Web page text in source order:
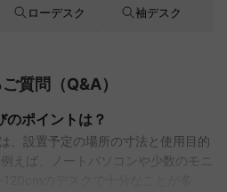
ローデスク 袖デスク
質問（Q&A）
のポイントは？
、設置予定の場所の寸法と使用目的
えば、ノートパソコンや少数のモニ